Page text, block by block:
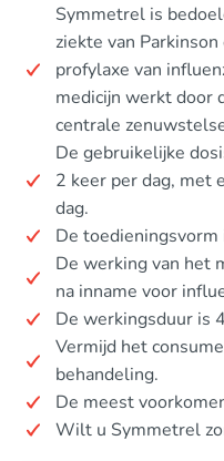
Symmetrel is
ziekte van
profylaxe van
medicijn werkt door
centrale
De gebruikelijke
2 keer per dag, met
dag.
De
De werking van het
na inname voor
De werkingsduur is
Vermijd het
behandeling.
De meest
Wilt u Symmetrel